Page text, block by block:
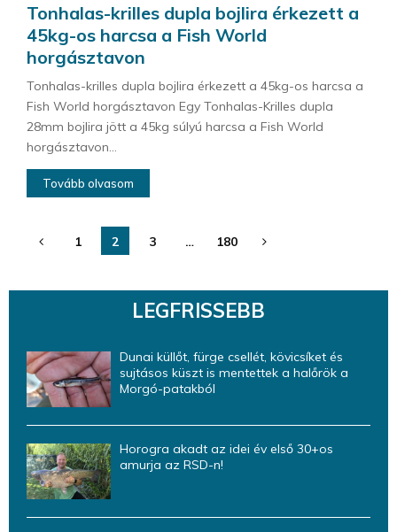
Tonhalas-krilles dupla bojlira érkezett a
45kg-os harcsa a Fish World
horgásztavon
Tonhalas-krilles dupla bojlira érkezett a 45kg-os harcsa a
Fish World horgásztavon Egy Tonhalas-Krilles dupla
28mm bojlira jött a 45kg súlyú harcsa a Fish World
horgásztavon...
Tovább olvasom
Bejegyzések
1 2 3 … 180
LEGFRISSEBB
Dunai küllőt, fürge csellét, kövicsíket és
sujtásos küszt is mentettek a halőrök a
Morgó-patakból
Horogra akadt az idei év első 30+os
amurja az RSD-n!